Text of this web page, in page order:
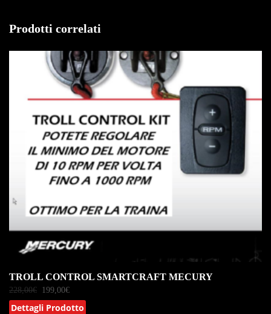
Prodotti correlati
IN OFFERTA!
TROLL CONTROL SMARTCRAFT MECURY
228,00€ 199,00€
Dettagli Prodotto